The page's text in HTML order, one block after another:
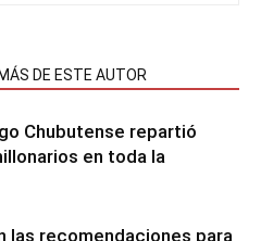
MÁS DE ESTE AUTOR
Chubutense repartió
en toda la
las recomendaciones para